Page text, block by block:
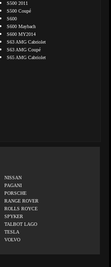
S500 2011
S500 Coupé
S600
S600 Maybach
S600 MY2014
S63 AMG Cabriolet
S63 AMG Coupé
S65 AMG Cabriolet
NISSAN
PAGANI
PORSCHE
RANGE ROVER
ROLLS ROYCE
SPYKER
TALBOT LAGO
TESLA
VOLVO